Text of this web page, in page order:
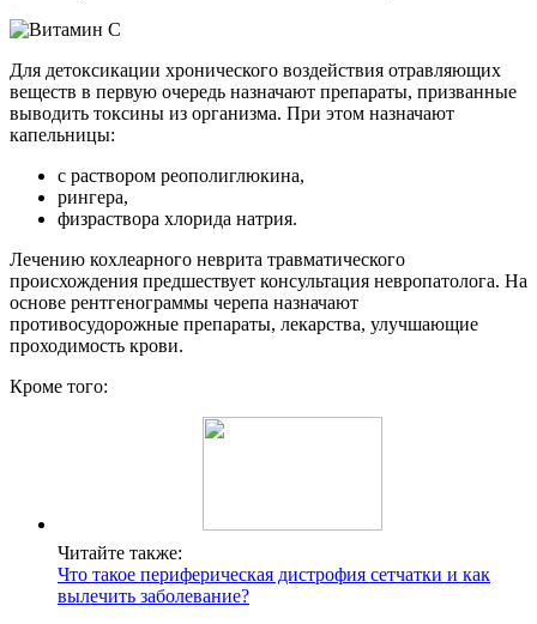
Для детоксикации хронического воздействия отравляющих
веществ в первую очередь назначают препараты, призванные
выводить токсины из организма. При этом назначают
капельницы:
с раствором реополиглюкина,
рингера,
физраствора хлорида натрия.
Лечению кохлеарного неврита травматического
происхождения предшествует консультация невропатолога. На
основе рентгенограммы черепа назначают
противосудорожные препараты, лекарства, улучшающие
проходимость крови.
Кроме того:
Читайте также:
Что такое периферическая дистрофия сетчатки и как
вылечить заболевание?